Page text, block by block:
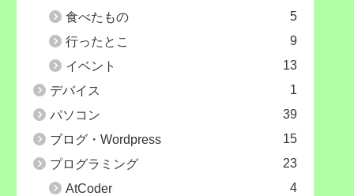
食べたもの
5
行ったとこ
9
イベント
13
デバイス
1
パソコン
39
ブログ・Wordpress
15
プログラミング
23
AtCoder
4